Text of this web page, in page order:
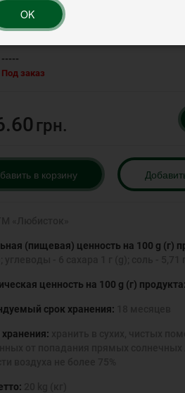
-----
Под заказ
грн.
в корзину
(пищевая) ценность на 100 g (г)
ценность на 100 g (г)
срок хранения:
OK